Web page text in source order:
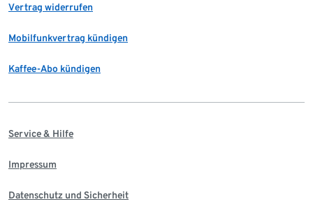
Vertrag widerrufen
Mobilfunkvertrag kündigen
Kaffee-Abo kündigen
Service & Hilfe
Impressum
Datenschutz und Sicherheit